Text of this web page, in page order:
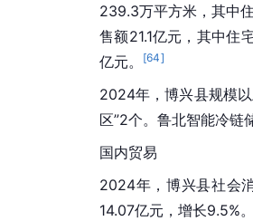
239.3万平方米，其中
售额21.1亿元，其中住
亿元。
[64]
2024年，博兴县规模
区”2个。鲁北智能冷链
国内贸易
2024年，博兴县社会
14.07亿元，增长9.5%